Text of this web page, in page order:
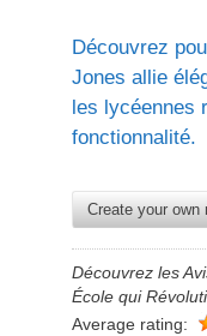
Découvrez
Jones allie
les lycéennes
fonctionnalité.
Create your own
Découvrez les
École qui
Average rating: